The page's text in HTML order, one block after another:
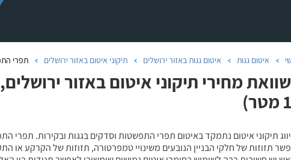
איטום גגות איטום גגות באזור ירושלים תיקוני איטום באזור ירושלים תפרי התפשטות
מחירי תיקוני איטום באזור
תיקוני איטום נתמקד באיטום תפרי התפשטות וסדקים בגגות ובקירות. תפרי
תזוזות של חלקי הבניין הנובעים משינויי טמפרטורה, תזוזות של הקרקע או